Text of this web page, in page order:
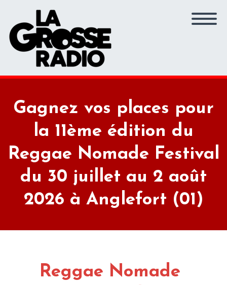
Gagnez vos places pour
la 11ème édition du
Reggae Nomade Festival
du 30 juillet au 2 août
2026 à Anglefort (01)
Reggae Nomade